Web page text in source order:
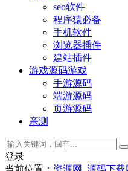
seo软件
程序猿必备
手机软件
浏览器插件
建站插件
游戏源码游戏
手游源码
端游源码
页游源码
亲测
登录
当前位置： 资源网_源码下载